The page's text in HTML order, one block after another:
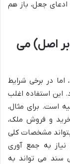
ادعای جعل، باز هم
اصل) می
اما در برخی شرایط
این استفاده اغلب
است. برای مثال،
و فروش ملک،
بتواند مشخصات کلی
به جمع آوری
سند می تواند به